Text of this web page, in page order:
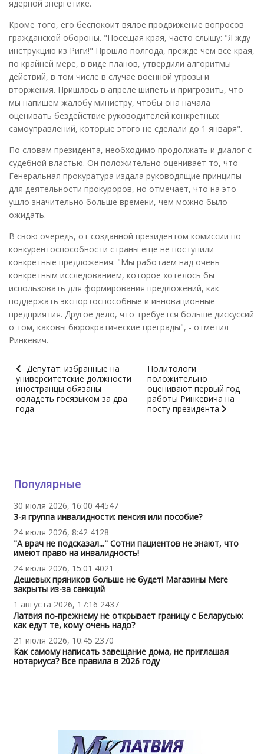
ядерной энергетике.
Кроме того, его беспокоит вялое продвижение вопросов
гражданской обороны. "Посещая края, часто слышу: "Я жду
инструкцию из Риги!" Прошло полгода, прежде чем все края,
по крайней мере, в виде планов, утвердили алгоритмы
действий, в том числе в случае военной угрозы и
вторжения. Пришлось в апреле шипеть и пригрозить, что
мы напишем жалобу министру, чтобы она начала
оценивать бездействие руководителей конкретных
самоуправлений, которые этого не сделали до 1 января".
По словам президента, необходимо продолжать и диалог с
судебной властью. Он положительно оценивает то, что
Генеральная прокуратура издала руководящие принципы
для деятельности прокуроров, но отмечает, что на это
ушло значительно больше времени, чем можно было
ожидать.
В свою очередь, от созданной президентом комиссии по
конкурентоспособности страны еще не поступили
конкретные предложения: "Мы работаем над очень
конкретным исследованием, которое хотелось бы
использовать для формирования предложений, как
поддержать экспортоспособные и инновационные
предприятия. Другое дело, что требуется больше дискуссий
о том, каковы бюрократические преграды", - отметил
Ринкевич.
Депутат: избранные на
университетские должности
иностранцы обязаны
овладеть госязыком за два
года
Политологи
положительно
оценивают первый год
работы Ринкевича на
посту президента
Популярные
30 июля 2026, 16:00 44547
3-я группа инвалидности: пенсия или пособие?
24 июля 2026, 8:42 4128
"А врач не подсказал..." Сотни пациентов не знают, что
имеют право на инвалидность!
24 июля 2026, 15:01 4021
Дешевых пряников больше не будет! Магазины Mere
закрыты из-за санкций
1 августа 2026, 17:16 2437
Латвия по-прежнему не открывает границу с Беларусью:
как едут те, кому очень надо?
21 июля 2026, 10:45 2370
Как самому написать завещание дома, не приглашая
нотариуса? Все правила в 2026 году